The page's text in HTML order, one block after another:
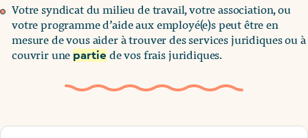
Votre syndicat du milieu de travail, votre association, ou
votre programme d’aide aux employé(e)s peut être en
mesure de vous aider à trouver des services juridiques ou à
couvrir une partie de vos frais juridiques.